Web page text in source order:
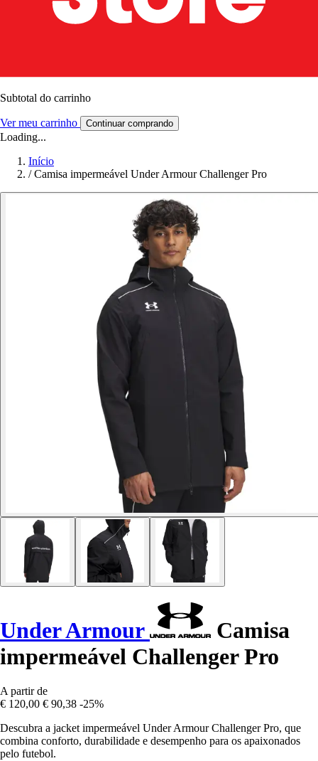
Subtotal do carrinho
Ver meu carrinho Continuar comprando
Loading...
Início
/ Camisa impermeável Under Armour Challenger Pro
Under Armour
Camisa
impermeável Challenger Pro
A partir de
€ 120,00 € 90,38 -25%
Descubra a jacket impermeável Under Armour Challenger Pro, que
combina conforto, durabilidade e desempenho para os apaixonados
pelo futebol.